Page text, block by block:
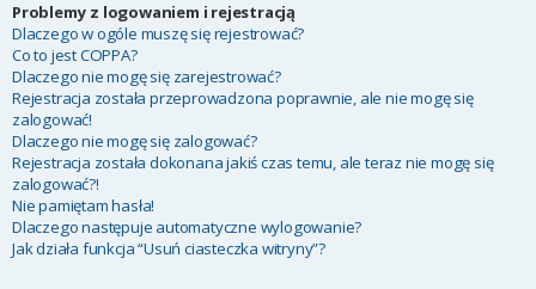
Problemy z logowaniem i rejestracją
Dlaczego w ogóle muszę się rejestrować?
Co to jest COPPA?
Dlaczego nie mogę się zarejestrować?
Rejestracja została przeprowadzona poprawnie, ale nie mogę się
zalogować!
Dlaczego nie mogę się zalogować?
Rejestracja została dokonana jakiś czas temu, ale teraz nie mogę się
zalogować?!
Nie pamiętam hasła!
Dlaczego następuje automatyczne wylogowanie?
Jak działa funkcja “Usuń ciasteczka witryny”?